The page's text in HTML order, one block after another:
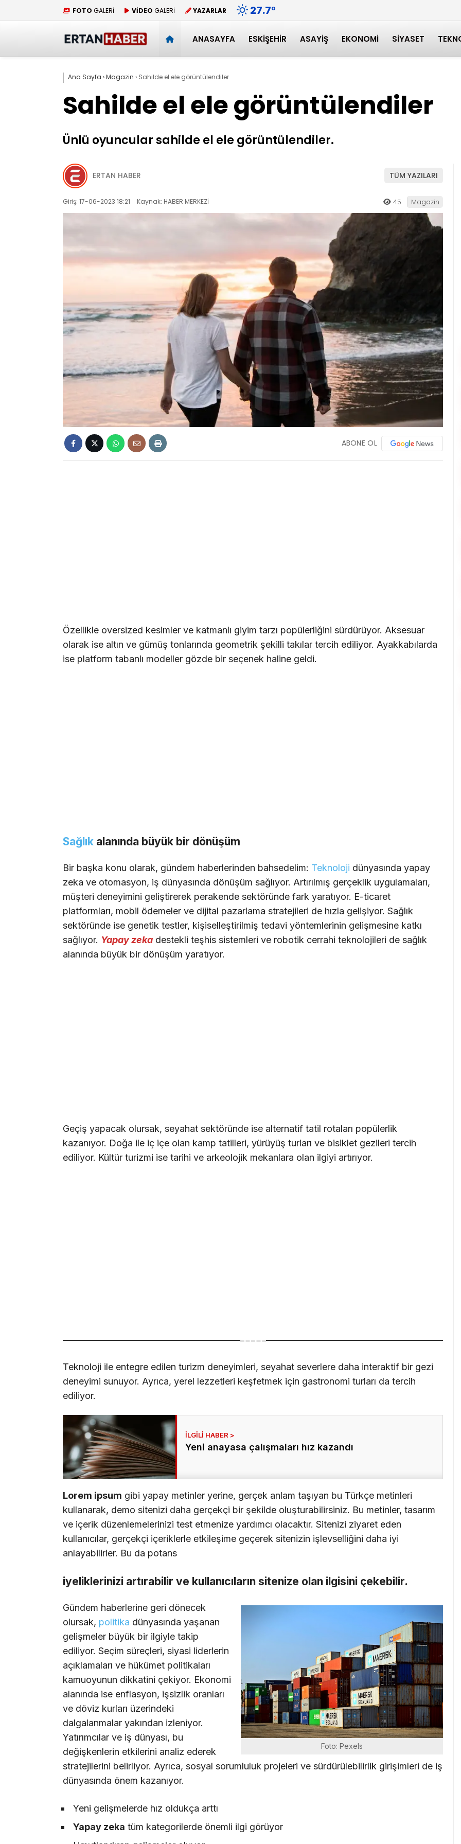
FOTO GALERİ VİDEO GALERİ YAZARLAR 27.7°
ANASAYFA ESKIŞEHIR ASAYIŞ EKONOMI SIYASET
Ana Sayfa ›Magazin › Sahilde el ele görüntülendiler
Sahilde el ele görüntülendiler
Ünlü oyuncular sahilde el ele görüntülendiler.
ERTAN HABER TÜM YAZILARI
Giriş: 17-06-2023 18:21 Kaynak: HABER MERKEZİ 45 Magazin
ABONE OL
Özellikle oversized kesimler ve katmanlı giyim tarzı popülerliğini sürdürüyor. Aksesuar
olarak ise altın ve gümüş tonlarında geometrik şekilli takılar tercih ediliyor. Ayakkabılarda
ise platform tabanlı modeller gözde bir seçenek haline geldi.
Sağlık alanında büyük bir dönüşüm
Bir başka konu olarak, gündem haberlerinden bahsedelim: Teknoloji dünyasında yapay
zeka ve otomasyon, iş dünyasında dönüşüm sağlıyor. Artırılmış gerçeklik uygulamaları,
müşteri deneyimini geliştirerek perakende sektöründe fark yaratıyor. E-ticaret
platformları, mobil ödemeler ve dijital pazarlama stratejileri de hızla gelişiyor. Sağlık
sektöründe ise genetik testler, kişiselleştirilmiş tedavi yöntemlerinin gelişmesine katkı
sağlıyor. Yapay zeka destekli teşhis sistemleri ve robotik cerrahi teknolojileri de sağlık
alanında büyük bir dönüşüm yaratıyor.
Geçiş yapacak olursak, seyahat sektöründe ise alternatif tatil rotaları popülerlik
kazanıyor. Doğa ile iç içe olan kamp tatilleri, yürüyüş turları ve bisiklet gezileri tercih
ediliyor. Kültür turizmi ise tarihi ve arkeolojik mekanlara olan ilgiyi artırıyor.
Teknoloji ile entegre edilen turizm deneyimleri, seyahat severlere daha interaktif bir gezi
deneyimi sunuyor. Ayrıca, yerel lezzetleri keşfetmek için gastronomi turları da tercih
ediliyor.
Yeni anayasa çalışmaları hız kazandı
Lorem ipsum gibi yapay metinler yerine, gerçek anlam taşıyan bu Türkçe metinleri
kullanarak, demo sitenizi daha gerçekçi bir şekilde oluşturabilirsiniz. Bu metinler, tasarım
ve içerik düzenlemelerinizi test etmenize yardımcı olacaktır. Sitenizi ziyaret eden
kullanıcılar, gerçekçi içeriklerle etkileşime geçerek sitenizin işlevselliğini daha iyi
anlayabilirler. Bu da potans
iyeliklerinizi artırabilir ve kullanıcıların sitenize olan ilgisini çekebilir.
Foto: Pexels
Gündem haberlerine geri dönecek
olursak, politika dünyasında yaşanan
gelişmeler büyük bir ilgiyle takip
ediliyor. Seçim süreçleri, siyasi liderlerin
açıklamaları ve hükümet politikaları
kamuoyunun dikkatini çekiyor. Ekonomi
alanında ise enflasyon, işsizlik oranları
ve döviz kurları üzerindeki
dalgalanmalar yakından izleniyor.
Yatırımcılar ve iş dünyası, bu
değişkenlerin etkilerini analiz ederek
stratejilerini belirliyor. Ayrıca, sosyal sorumluluk projeleri ve sürdürülebilirlik girişimleri de iş
dünyasında önem kazanıyor.
Yeni gelişmelerde hız oldukça arttı
Yapay zeka tüm kategorilerde önemli ilgi görüyor